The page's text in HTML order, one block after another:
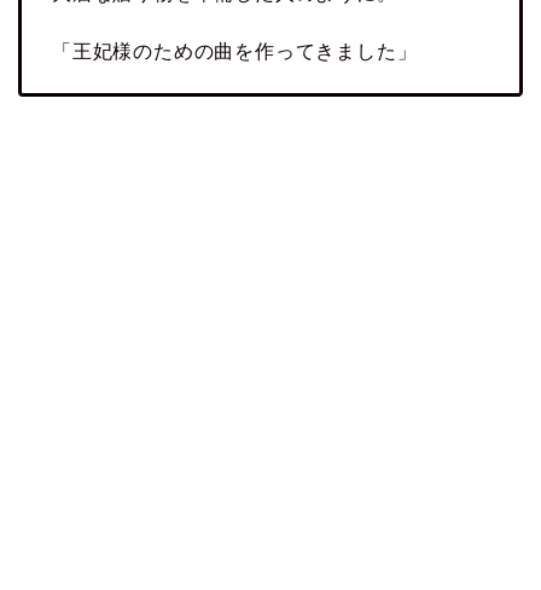
「王妃様のための曲を作ってきました」